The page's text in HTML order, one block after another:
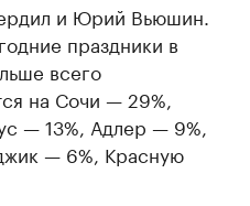
и Юрий Вьюшин.
праздники в
всего
на Сочи — 29%,
— 13%, Адлер — 9%,
— 6%, Красную